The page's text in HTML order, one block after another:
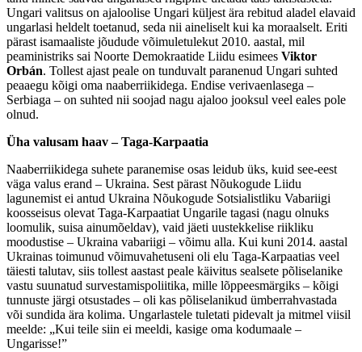
Ungari valitsus on ajaloolise Ungari küljest ära rebitud aladel elavaid
ungarlasi heldelt toetanud, seda nii aineliselt kui ka moraalselt. Eriti
pärast isamaaliste jõudude võimuletulekut 2010. aastal, mil
peaministriks sai Noorte Demokraatide Liidu esimees Viktor
Orbán. Tollest ajast peale on tunduvalt paranenud Ungari suhted
peaaegu kõigi oma naaberriikidega. Endise verivaenlasega –
Serbiaga – on suhted nii soojad nagu ajaloo jooksul veel eales pole
olnud.
Üha valusam haav – Taga-Karpaatia
Naaberriikidega suhete paranemise osas leidub üks, kuid see-eest
väga valus erand – Ukraina. Sest pärast Nõukogude Liidu
lagunemist ei antud Ukraina Nõukogude Sotsialistliku Vabariigi
koosseisus olevat Taga-Karpaatiat Ungarile tagasi (nagu olnuks
loomulik, suisa ainumõeldav), vaid jäeti uustekkelise riikliku
moodustise – Ukraina vabariigi – võimu alla. Kui kuni 2014. aastal
Ukrainas toimunud võimuvahetuseni oli elu Taga-Karpaatias veel
täiesti talutav, siis tollest aastast peale käivitus sealsete põliselanike
vastu suunatud survestamispoliitika, mille lõppeesmärgiks – kõigi
tunnuste järgi otsustades – oli kas põliselanikud ümberrahvastada
või sundida ära kolima. Ungarlastele tuletati pidevalt ja mitmel viisil
meelde: „Kui teile siin ei meeldi, kasige oma kodumaale –
Ungarisse!”